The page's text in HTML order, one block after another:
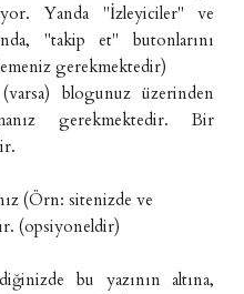
Yanda "İzleyiciler" ve
"takip et" butonlarını
gerekmektedir)
blogunuz üzerinden
gerekmektedir. Bir
(Örn: sitenizde ve
(opsiyoneldir)
bu yazının altına,